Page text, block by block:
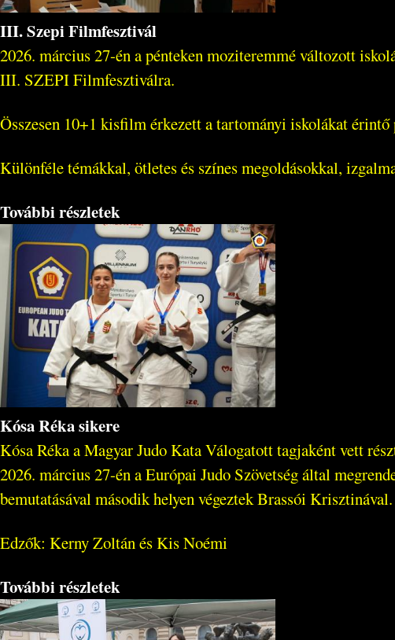
III. Szepi Filmfesztivál
2026. március 27-én a pénteken moziteremmé változott
III. SZEPI Filmfesztiválra.
Összesen 10+1 kisfilm érkezett a tartományi iskolákat érintő
Különféle témákkal, ötletes és színes megoldásokkal,
További részletek
Kósa Réka sikere
Kósa Réka a Magyar Judo Kata Válogatott tagjaként vett
2026. március 27-én a Európai Judo Szövetség által
bemutatásával második helyen végeztek Brassói
Edzők: Kerny Zoltán és Kis Noémi
További részletek